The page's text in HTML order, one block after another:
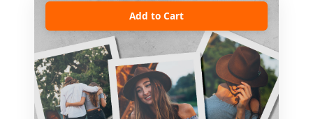
Add to Cart